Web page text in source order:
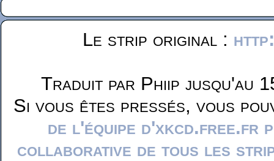
Le strip original :
Traduit par Phiip jusqu'au
Si vous êtes pressés, vous
de l'équipe d'xkcd.free.fr
collaborative de tous les